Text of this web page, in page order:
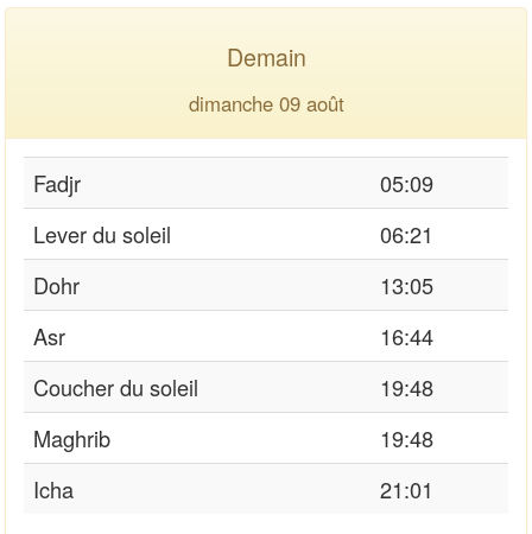
Demain
dimanche 09 août
Fadjr
05:09
Lever du soleil
06:21
Dohr
13:05
Asr
16:44
Coucher du soleil
19:48
Maghrib
19:48
Icha
21:01